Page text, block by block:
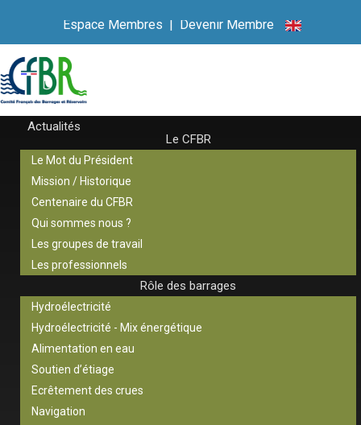
Espace Membres | Devenir Membre
Actualités
Le CFBR
Le Mot du Président
Mission / Historique
Centenaire du CFBR
Qui sommes nous ?
Les groupes de travail
Les professionnels
Rôle des barrages
Hydroélectricité
Hydroélectricité - Mix énergétique
Alimentation en eau
Soutien d’étiage
Ecrêtement des crues
Navigation